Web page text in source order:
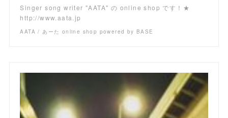
Singer song writer "AATA" の online shop です！★
http://www.aata.jp
AATA / あーた online shop powered by BASE